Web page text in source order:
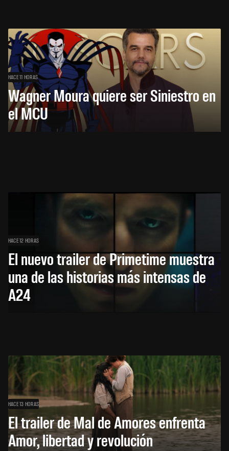
HACE 11 HORAS
Wagner Moura quiere ser Siniestro en
el MCU
HACE 12 HORAS
El nuevo trailer de Primetime muestra
una de las historias más intensas de
A24
HACE 13 HORAS
El trailer de Mal de Amores enfrenta
Amor, libertad y revolución